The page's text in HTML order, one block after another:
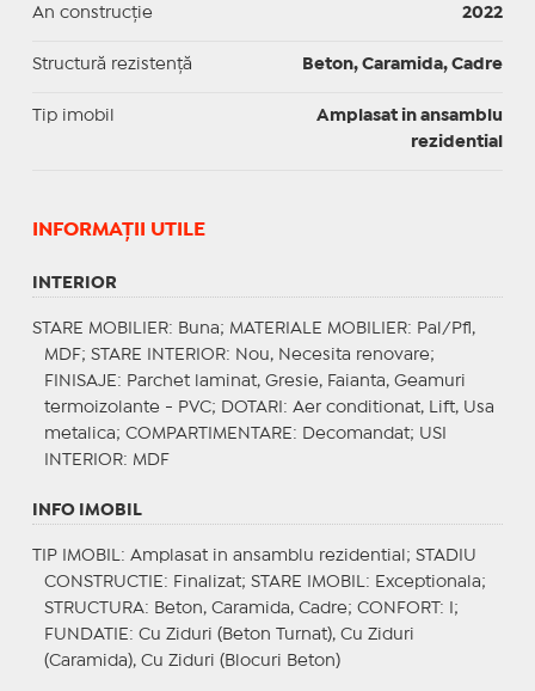
An construcție 2022
Structură rezistență Beton, Caramida, Cadre
Tip imobil
Amplasat in ansamblu
rezidential
INFORMAŢII UTILE
INTERIOR
STARE MOBILIER: Buna; MATERIALE MOBILIER: Pal/Pfl,
MDF; STARE INTERIOR: Nou, Necesita renovare;
FINISAJE : Parchet laminat, Gresie, Faianta, Geamuri
termoizolante - PVC;
DOTARI : Aer conditionat, Lift, Usa
metalica; COMPARTIMENTARE : Decomandat; USI
INTERIOR: MDF
INFO IMOBIL
TIP IMOBIL : Amplasat in ansamblu rezidential; STADIU
CONSTRUCTIE : Finalizat; STARE IMOBIL : Exceptionala;
STRUCTURA: Beton, Caramida, Cadre; CONFORT : I;
FUNDATIE : Cu Ziduri (Beton Turnat), Cu Ziduri
(Caramida), Cu Ziduri (Blocuri Beton)